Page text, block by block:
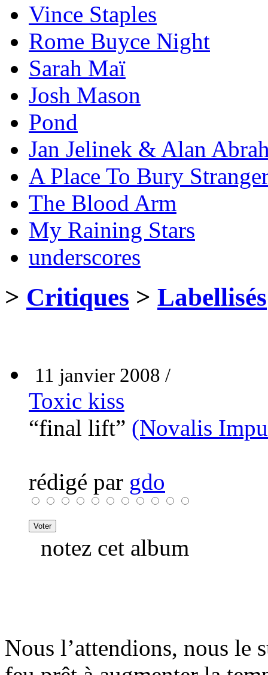
Vince Staples
Rome Buyce Night
Sarah Maï
Josh Mason
Pond
Jan Jelinek & Alan
A Place To Bury
The Blood Arm
My Raining Stars
underscores
> Critiques > Labellisés
11 janvier 2008 /
Toxic kiss
“final lift” (Novalis
rédigé par gdo
notez cet album
Nous l’attendions, nous le